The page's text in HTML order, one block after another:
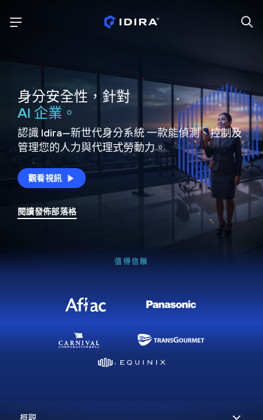
身分安全性，針對
AI 企業。
認識 Idira—新世代身分系統一款能偵測、控制及
管理您的人力與代理式勞動力。
觀看視訊
閱讀發佈部落格
值得信賴